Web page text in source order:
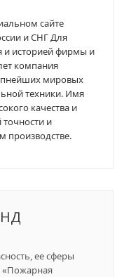
сайте
и СНГ Для
и историей фирмы и
компания
мировых
техники. Имя
качества и
и
производстве.
ее сферы
«Пожарная